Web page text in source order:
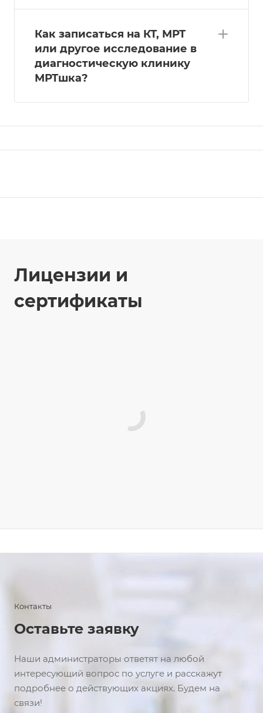
Как записаться на КТ, МРТ
или другое исследование в
диагностическую клинику
МРТшка?
Лицензии и
сертификаты
Контакты
Оставьте заявку
Наши администраторы ответят на любой
интересующий вопрос по услуге и расскажут
подробнее о действующих акциях. Будем на
связи!